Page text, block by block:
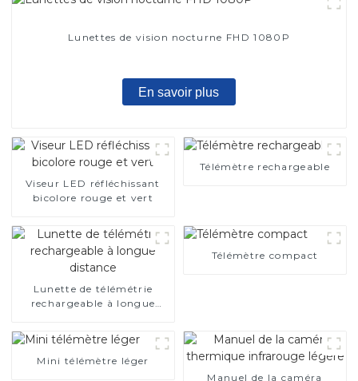
Lunettes de vision nocturne FHD 1080P
En savoir plus
Viseur LED réfléchissant
bicolore rouge et vert
Télémètre rechargeable
Lunette de télémétrie
rechargeable à longue
Télémètre compact
Mini télémètre léger
Manuel de la caméra